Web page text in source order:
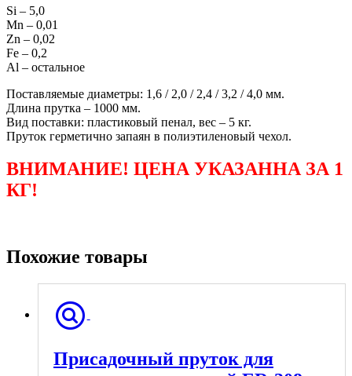
Si – 5,0
Mn – 0,01
Zn – 0,02
Fe – 0,2
Al – остальное
Поставляемые диаметры: 1,6 / 2,0 / 2,4 / 3,2 / 4,0 мм.
Длина прутка – 1000 мм.
Вид поставки: пластиковый пенал, вес – 5 кг.
Пруток герметично запаян в полиэтиленовый чехол.
ВНИМАНИЕ! ЦЕНА УКАЗАННА ЗА 1
КГ!
Похожие товары
Присадочный пруток для